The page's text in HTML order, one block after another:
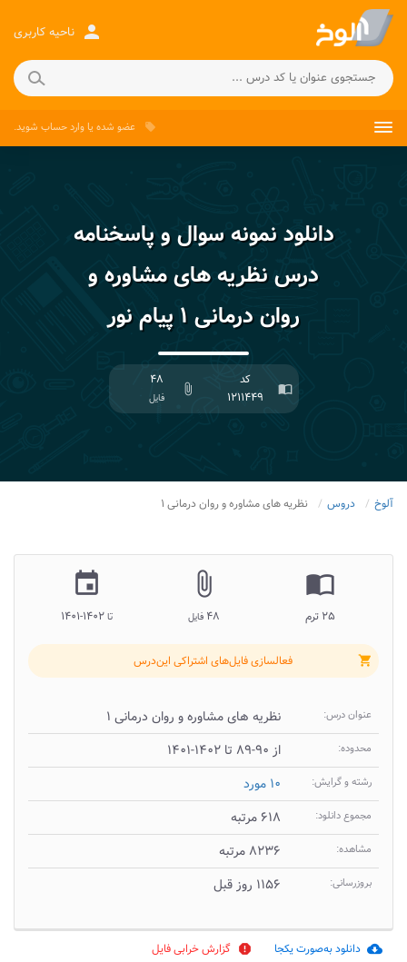
person ناحیه کاربری
local_offer عضو شده یاوارد حساب شوید.
دانلود نمونه سوال و پاسخنامه
درس نظریه های مشاوره و
روان درمانی ۱ پیام نور
import_contacts
کد
۱۲۱۱۴۴۹
attach_file
۴۸
فایل
آلوخ دروس نظریه های مشاوره و روان درمانی ۱
import_contacts
۲۵ ترم
attach_file
۴۸ فایل
insert_invitation
تا۱۴۰۲-۱۴۰۱
shopping_cart فعالسازی فایل‌های اشتراکی این‌درس
عنوان درس: نظریه های مشاوره و روان درمانی ۱
محدوده: از ۹۰-۸۹ تا ۱۴۰۲-۱۴۰۱
رشته و گرایش: ۱۰ مورد
مجموع دانلود: ۶۱۸ مرتبه
مشاهده: ۸۲۳۶ مرتبه
بروزرسانی: ۱۱۵۶ روز قبل
cloud_download دانلود به‌صورت یکجا report گزارش خرابی فایل